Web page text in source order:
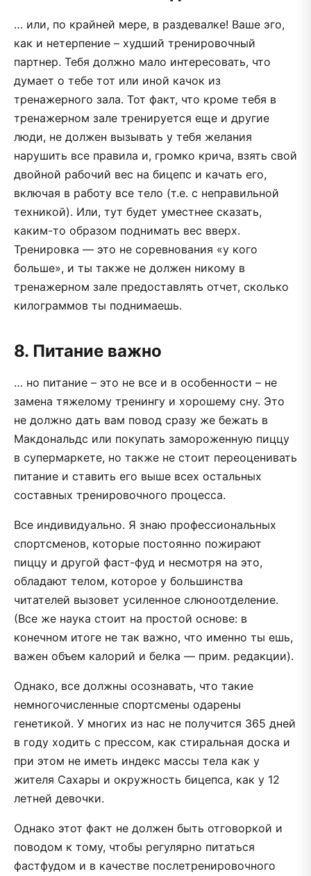
… или, по крайней мере, в раздевалке! Ваше эго,
как и нетерпение – худший тренировочный
партнер. Тебя должно мало интересовать, что
думает о тебе тот или иной качок из
тренажерного зала. Тот факт, что кроме тебя в
тренажерном зале тренируется еще и другие
люди, не должен вызывать у тебя желания
нарушить все правила и, громко крича, взять свой
двойной рабочий вес на бицепс и качать его,
включая в работу все тело (т.е. с неправильной
техникой). Или, тут будет уместнее сказать,
каким-то образом поднимать вес вверх.
Тренировка — это не соревнования «у кого
больше», и ты также не должен никому в
тренажерном зале предоставлять отчет, сколько
килограммов ты поднимаешь.
8. Питание важно
… но питание – это не все и в особенности – не
замена тяжелому тренингу и хорошему сну. Это
не должно дать вам повод сразу же бежать в
Макдональдс или покупать замороженную пиццу
в супермаркете, но также не стоит переоценивать
питание и ставить его выше всех остальных
составных тренировочного процесса.
Все индивидуально. Я знаю профессиональных
спортсменов, которые постоянно пожирают
пиццу и другой фаст-фуд и несмотря на это,
обладают телом, которое у большинства
читателей вызовет усиленное слюноотделение.
(Все же наука стоит на простой основе: в
конечном итоге не так важно, что именно ты ешь,
важен объем калорий и белка — прим. редакции).
Однако, все должны осознавать, что такие
немногочисленные спортсмены одарены
генетикой. У многих из нас не получится 365 дней
в году ходить с прессом, как стиральная доска и
при этом не иметь индекс массы тела как у
жителя Сахары и окружность бицепса, как у 12
летней девочки.
Однако этот факт не должен быть отговоркой и
поводом к тому, чтобы регулярно питаться
фастфудом и в качестве послетренировочного